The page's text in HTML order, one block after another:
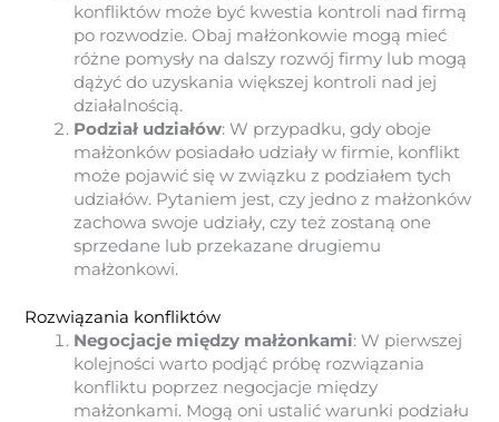
konfliktów może być kwestia kontroli nad firmą
po rozwodzie. Obaj małżonkowie mogą mieć
różne pomysły na dalszy rozwój firmy lub mogą
dążyć do uzyskania większej kontroli nad jej
działalnością.
Podział udziałów: W przypadku, gdy oboje
małżonków posiadało udziały w firmie, konflikt
może pojawić się w związku z podziałem tych
udziałów. Pytaniem jest, czy jedno z małżonków
zachowa swoje udziały, czy też zostaną one
sprzedane lub przekazane drugiemu
małżonkowi.
Rozwiązania konfliktów
Negocjacje między małżonkami: W pierwszej
kolejności warto podjąć próbę rozwiązania
konfliktu poprzez negocjacje między
małżonkami. Mogą oni ustalić warunki podziału